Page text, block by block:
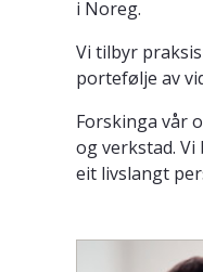
i Noreg.
Vi tilbyr
portefølje av
Forskinga vår
og verkstad.
eit livslangt